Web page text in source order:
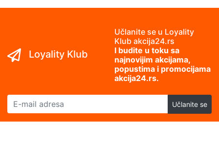
Loyality Klub
Učlanite se u Loyality
Klub akcija24.rs
I budite u toku sa
najnovijim akcijama,
popustima i promocijama
akcija24.rs.
E-mail adresa
Učlanite se